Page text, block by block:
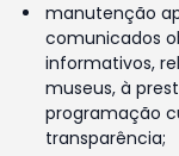
manutenção
comunicados
informativos,
museus, à
programação
transparência;